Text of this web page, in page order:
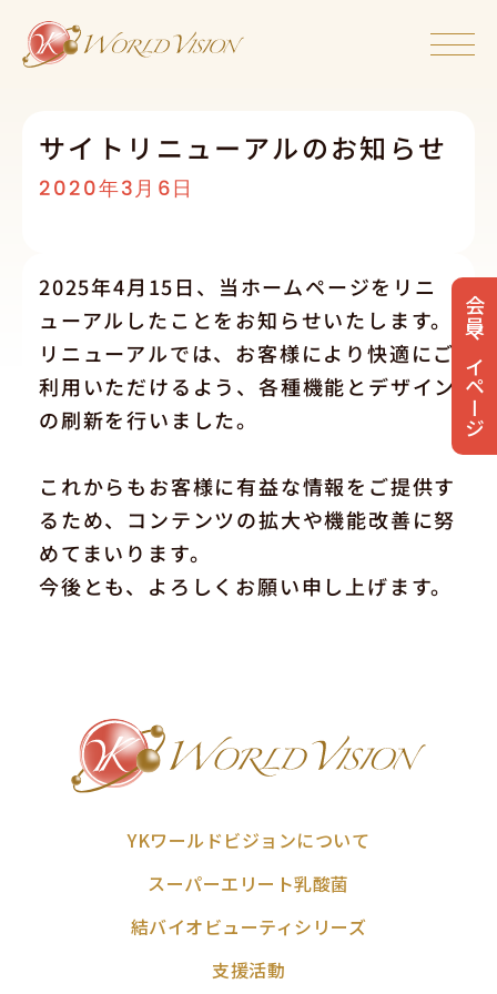
会員マイページ
サイトリニューアルのお知らせ
2020年3月6日
2025年4月15日、当ホームページをリニ
ューアルしたことをお知らせいたします。
リニューアルでは、お客様により快適にご
利用いただけるよう、各種機能とデザイン
の刷新を行いました。
これからもお客様に有益な情報をご提供す
るため、コンテンツの拡大や機能改善に努
めてまいります。
今後とも、よろしくお願い申し上げます。
YKワールドビジョンについて
スーパーエリート乳酸菌
結バイオビューティシリーズ
支援活動